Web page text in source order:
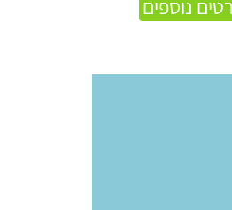
נוספים